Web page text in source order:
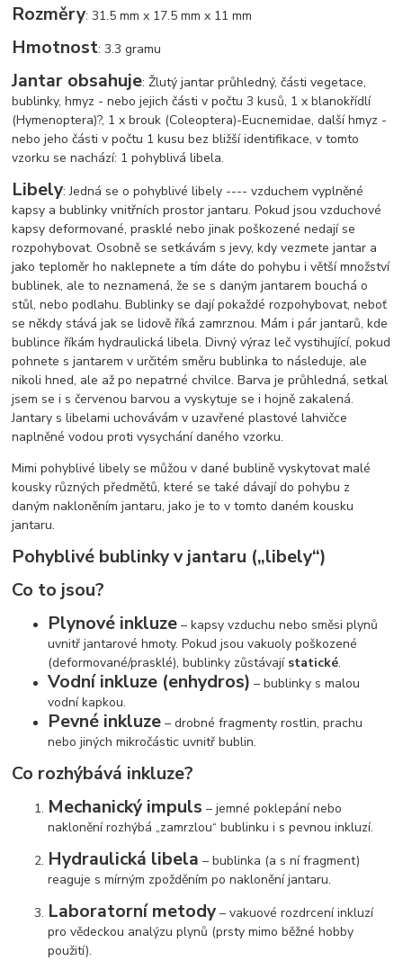
Rozměry: 31.5 mm x 17.5 mm x 11 mm
Hmotnost: 3.3 gramu
Jantar obsahuje: Žlutý jantar průhledný, části vegetace,
bublinky, hmyz - nebo jejich části v počtu 3 kusů, 1 x blanokřídlí
(Hymenoptera)?, 1 x brouk (Coleoptera)-Eucnemidae, další hmyz -
nebo jeho části v počtu 1 kusu bez bližší identifikace, v tomto
vzorku se nachází: 1 pohyblivá libela.
Libely: Jedná se o pohyblivé libely ---- vzduchem vyplněné
kapsy a bublinky vnitřních prostor jantaru. Pokud jsou vzduchové
kapsy deformované, prasklé nebo jinak poškozené nedají se
rozpohybovat. Osobně se setkávám s jevy, kdy vezmete jantar a
jako teploměr ho naklepnete a tím dáte do pohybu i větší množství
bublinek, ale to neznamená, že se s daným jantarem bouchá o
stůl, nebo podlahu. Bublinky se dají pokaždé rozpohybovat, neboť
se někdy stává jak se lidově říká zamrznou. Mám i pár jantarů, kde
bublince říkám hydraulická libela. Divný výraz leč vystihující, pokud
pohnete s jantarem v určitém směru bublinka to následuje, ale
nikoli hned, ale až po nepatrné chvilce. Barva je průhledná, setkal
jsem se i s červenou barvou a vyskytuje se i hojně zakalená.
Jantary s libelami uchovávám v uzavřené plastové lahvičce
naplněné vodou proti vysychání daného vzorku.
Mimi pohyblivé libely se můžou v dané bublině vyskytovat malé
kousky různých předmětů, které se také dávají do pohybu z
daným nakloněním jantaru, jako je to v tomto daném kousku
jantaru.
Pohyblivé bublinky v jantaru („libely“)
Co to jsou?
Plynové inkluze – kapsy vzduchu nebo směsi plynů
uvnitř jantarové hmoty. Pokud jsou vakuoly poškozené
(deformované/prasklé), bublinky zůstávají statické.
Vodní inkluze (enhydros) – bublinky s malou
vodní kapkou.
Pevné inkluze – drobné fragmenty rostlin, prachu
nebo jiných mikročástic uvnitř bublin.
Co rozhýbává inkluze?
Mechanický impuls – jemné poklepání nebo
naklonění rozhýbá „zamrzlou“ bublinku i s pevnou inkluzí.
Hydraulická libela – bublinka (a s ní fragment)
reaguje s mírným zpožděním po naklonění jantaru.
Laboratorní metody – vakuové rozdrcení inkluzí
pro vědeckou analýzu plynů (prsty mimo běžné hobby
použití).